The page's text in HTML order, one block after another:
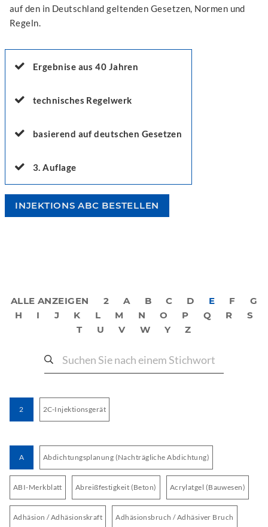
auf den in Deutschland geltenden Gesetzen, Normen und
Regeln.
Ergebnise aus 40 Jahren
technisches Regelwerk
basierend auf deutschen Gesetzen
3. Auflage
INJEKTIONS ABC BESTELLEN
ALLE ANZEIGEN 2 A B C D E F
G
H
I J K L M N O P Q R
S
T
U V W Y Z
2 2C-Injektionsgerät
A Abdichtungsplanung (Nachträgliche Abdichtung)
ABI-Merkblatt Abreißfestigkeit (Beton) Acrylatgel (Bauwesen)
Adhäsion / Adhäsionskraft Adhäsionsbruch / Adhäsiver Bruch